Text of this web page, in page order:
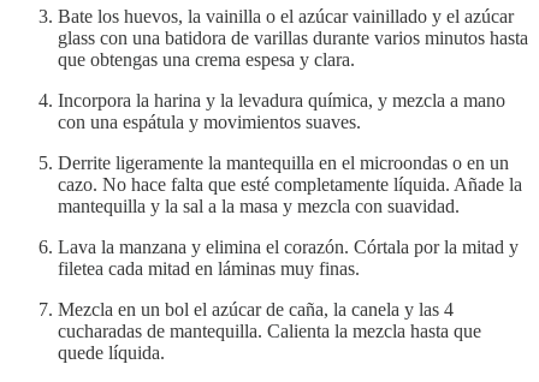
Bate los huevos, la vainilla o el azúcar vainillado y el azúcar
glass con una batidora de varillas durante varios minutos hasta
que obtengas una crema espesa y clara.
Incorpora la harina y la levadura química, y mezcla a mano
con una espátula y movimientos suaves.
Derrite ligeramente la mantequilla en el microondas o en un
cazo. No hace falta que esté completamente líquida. Añade la
mantequilla y la sal a la masa y mezcla con suavidad.
Lava la manzana y elimina el corazón. Córtala por la mitad y
filetea cada mitad en láminas muy finas.
Mezcla en un bol el azúcar de caña, la canela y las 4
cucharadas de mantequilla. Calienta la mezcla hasta que
quede líquida.